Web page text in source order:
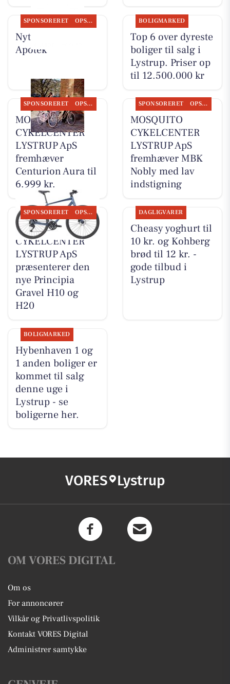
SPONSORERET OPSLAGSTAVLEN
Nyt fra Lystrup
Apotek
BOLIGMARKED
Top 6 over dyreste
boliger til salg i
Lystrup. Priser op
til 12.500.000 kr
SPONSORERET OPSLAGSTAVLEN
MOSQUITO
CYKELCENTER
LYSTRUP ApS
fremhæver
Centurion Aura til
6.999 kr.
SPONSORERET OPSLAGSTAVLEN
MOSQUITO
CYKELCENTER
LYSTRUP ApS
fremhæver MBK
Nobly med lav
indstigning
SPONSORERET OPSLAGSTAVLEN
MOSQUITO
CYKELCENTER
LYSTRUP ApS
præsenterer den
nye Principia
Gravel H10 og
H20
DAGLIGVARER
Cheasy yoghurt til
10 kr. og Kohberg
brød til 12 kr. -
gode tilbud i
Lystrup
BOLIGMARKED
Hybenhaven 1 og
1 anden boliger er
kommet til salg
denne uge i
Lystrup - se
boligerne her.
VORES Lystrup
OM VORES DIGITAL
Om os
For annoncører
Vilkår og Privatlivspolitik
Kontakt VORES Digital
Administrer samtykke